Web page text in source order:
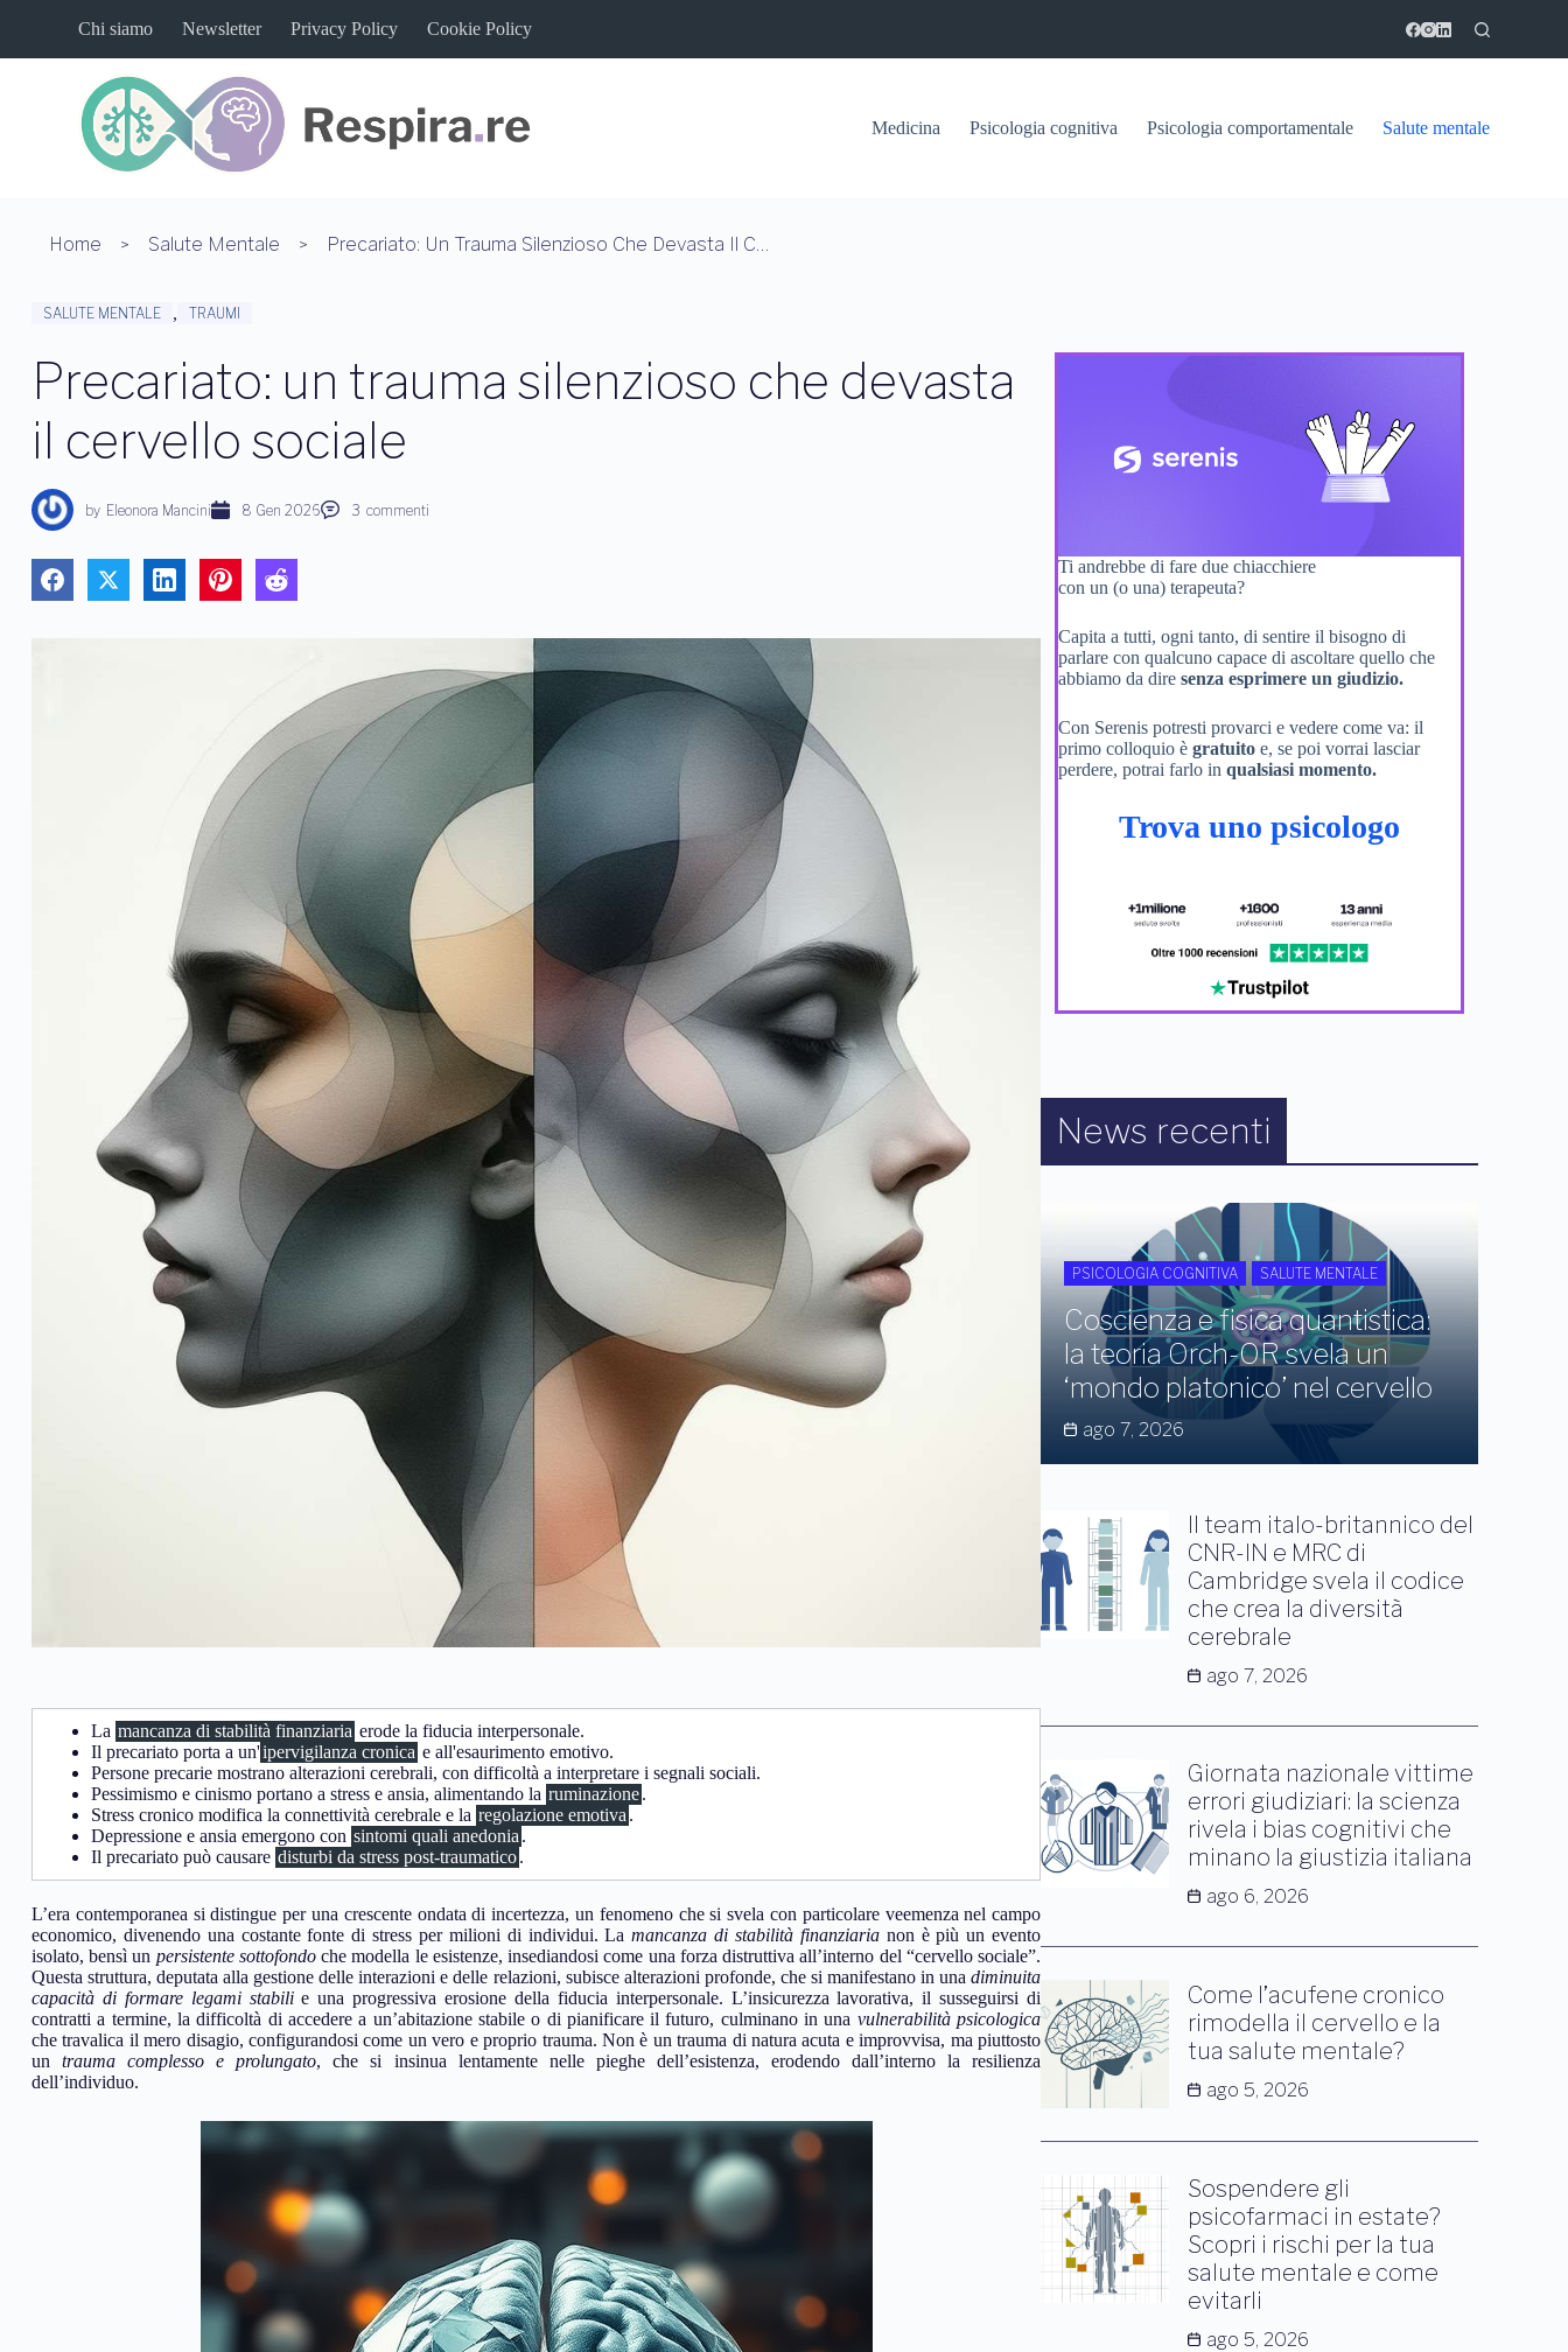
l
Chi siamo Newsletter Privacy Policy Cookie Policy
Medicina Psicologia cognitiva Psicologia comportamentale Salute mentale
Home Salute Mentale Precariato: Un Trauma Silenzioso Che Devasta Il Cervello Sociale
SALUTE MENTALE , TRAUMI
Precariato: un trauma silenzioso che devasta
il cervello sociale
by Eleonora Mancini 8 Gen 2026 3 commenti
La mancanza di stabilità finanziaria erode la fiducia interpersonale.
Il precariato porta a un'ipervigilanza cronica e all'esaurimento emotivo.
Persone precarie mostrano alterazioni cerebrali, con difficoltà a interpretare i segnali sociali.
Pessimismo e cinismo portano a stress e ansia, alimentando la ruminazione.
Stress cronico modifica la connettività cerebrale e la regolazione emotiva .
Depressione e ansia emergono con sintomi quali anedonia .
Il precariato può causare disturbi da stress post-traumatico.
L’era contemporanea si distingue per una crescente ondata di incertezza, un fenomeno che si svela con particolare veemenza nel campo
economico, divenendo una costante fonte di stress per milioni di individui. Lamancanza di stabilità finanziarianon è più un evento
isolato, bensì un persistente sottofondoche modella le esistenze, insediandosi come una forza distruttiva all’interno del “cervello sociale”.
Questa struttura, deputata alla gestione delle interazioni e delle relazioni, subisce alterazioni profonde, che si manifestano in unadiminuita
capacità di formare legami stabilie una progressiva erosione della fiducia interpersonale. L’insicurezza lavorativa, il susseguirsi di
contratti a termine, la difficoltà di accedere a un’abitazione stabile o di pianificare il futuro, culminano in una vulnerabilità psicologica
che travalica il mero disagio, configurandosi come un vero e proprio trauma. Non è un trauma di natura acuta e improvvisa, ma piuttosto
untrauma complesso e prolungato, che si insinua lentamente nelle pieghe dell’esistenza, erodendo dall’interno la resilienza
dell’individuo.
Ti andrebbe di fare due chiacchiere
con un (o una) terapeuta?
Capita a tutti, ogni tanto, di sentire il bisogno di
parlare con qualcuno capace di ascoltare quello che
abbiamo da diresenza esprimere un giudizio.
Con Serenis potresti provarci e vedere come va: il
primo colloquio ègratuito e, se poi vorrai lasciar
perdere, potrai farlo inqualsiasi momento.
Trova uno psicologo
News recenti
PSICOLOGIA COGNITIVA SALUTE MENTALE
Coscienza e fisica quantistica:
la teoria Orch-OR svela un
‘mondo platonico’ nel cervello
ago 7, 2026
Il team italo-britannico del
CNR-IN e MRC di
Cambridge svela il codice
che crea la diversità
cerebrale
ago 7, 2026
Giornata nazionale vittime
errori giudiziari: la scienza
rivela i bias cognitivi che
minano la giustizia italiana
ago 6, 2026
Come l’acufene cronico
rimodella il cervello e la
tua salute mentale?
ago 5, 2026
Sospendere gli
psicofarmaci in estate?
Scopri i rischi per la tua
salute mentale e come
evitarli
ago 5, 2026